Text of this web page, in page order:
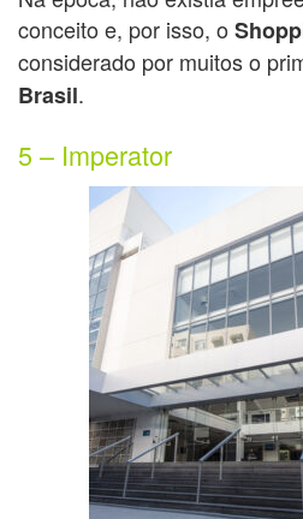
conceito e, por isso, o
considerado por muitos o
Brasil.
5 – Imperator